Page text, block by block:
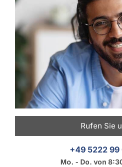
Rufen Sie
+49 5222 99
Mo. - Do. von